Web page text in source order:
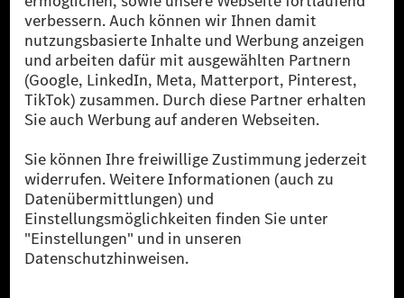
[2] Renewable Charging ist ein integraler Bestandteil von MB.CHARGE
Public in Europa, den USA, Kanada und China. Sofern an der jeweiligen
Ladestation noch kein Strom aus erneuerbaren Energien vorliegt,
verwendet Renewable Charging Grünstromzertifikate*. Diese stellen
sicher, dass für Ladevorgänge über MB.CHARGE Public eine äquivalente
Strommenge aus erneuerbaren Energien ins Stromnetz eingespeist wird.
Sie stammen ausschließlich aus Wind- und Solarkraftanlagen, die jünger
als sechs Jahre sind.
* Inkl. EKOenergy Ökolabel
* Die angegebenen Werte wurden nach dem vorgeschriebenen
Messverfahren WLTP (Worldwide harmonised Light vehicles Test
Procedure) ermittelt. Die angegebenen Spannweiten beziehen sich auf
den europäischen Markt. Der Energieverbrauch und der CO₂-Ausstoß
eines Pkw sind nicht nur von der effizienten Ausnutzung des Kraftstoffs
bzw. des Energieträgers durch den Pkw, sondern auch vom Fahrstil und
anderen nichttechnischen Faktoren abhängig.
** Der Stromverbrauch wurde auf der Grundlage der VO 692/2008/EG